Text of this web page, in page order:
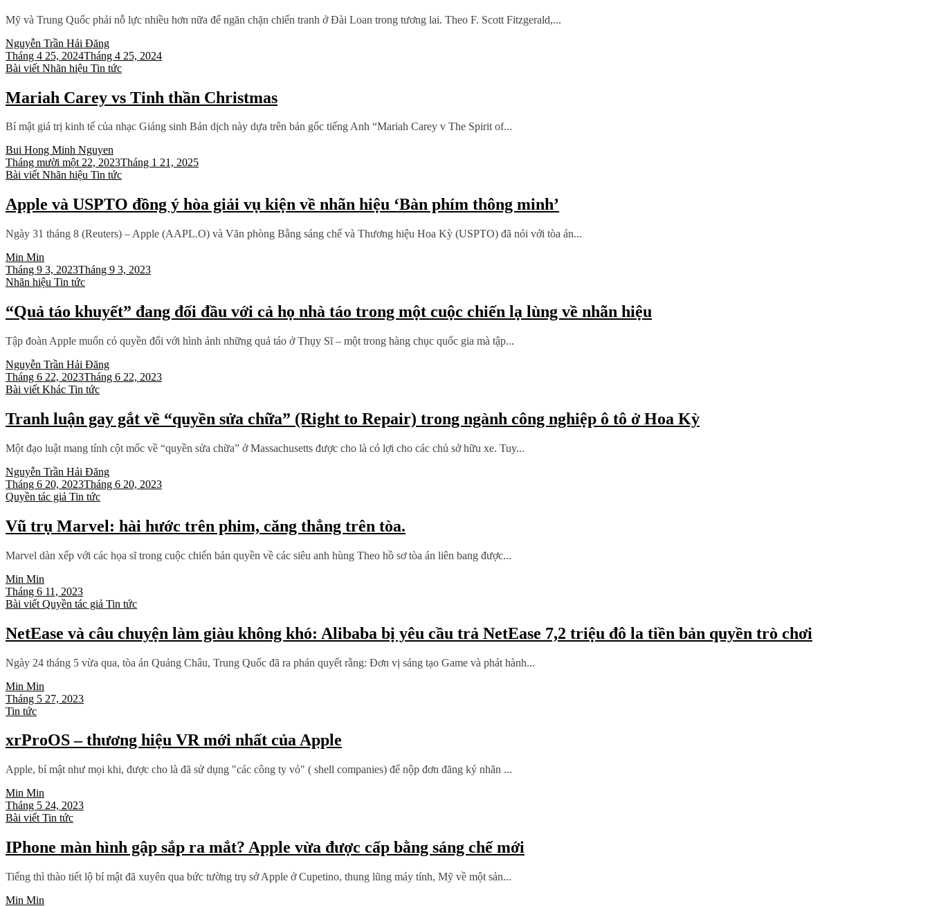
Mỹ và Trung Quốc phải nỗ lực nhiều hơn nữa để ngăn chặn chiến tranh ở Đài Loan trong tương lai. Theo F. Scott Fitzgerald,...
Nguyễn Trần Hải Đăng
Tháng 4 25, 2024Tháng 4 25, 2024
Bài viết Nhãn hiệu Tin tức
Mariah Carey vs Tinh thần Christmas
Bí mật giá trị kinh tế của nhạc Giáng sinh Bản dịch này dựa trên bản gốc tiếng Anh “Mariah Carey v The Spirit of...
Bui Hong Minh Nguyen
Tháng mười một 22, 2023Tháng 1 21, 2025
Bài viết Nhãn hiệu Tin tức
Apple và USPTO đồng ý hòa giải vụ kiện về nhãn hiệu ‘Bàn phím thông minh’
Ngày 31 tháng 8 (Reuters) – Apple (AAPL.O) và Văn phòng Bằng sáng chế và Thương hiệu Hoa Kỳ (USPTO) đã nói với tòa án...
Min Min
Tháng 9 3, 2023Tháng 9 3, 2023
Nhãn hiệu Tin tức
“Quả táo khuyết” đang đối đầu với cả họ nhà táo trong một cuộc chiến lạ lùng về nhãn hiệu
Tập đoàn Apple muốn có quyền đối với hình ảnh những quả táo ở Thụy Sĩ – một trong hàng chục quốc gia mà tập...
Nguyễn Trần Hải Đăng
Tháng 6 22, 2023Tháng 6 22, 2023
Bài viết Khác Tin tức
Tranh luận gay gắt về “quyền sửa chữa” (Right to Repair) trong ngành công nghiệp ô tô ở Hoa Kỳ
Một đạo luật mang tính cột mốc về “quyền sửa chữa” ở Massachusetts được cho là có lợi cho các chủ sở hữu xe. Tuy...
Nguyễn Trần Hải Đăng
Tháng 6 20, 2023Tháng 6 20, 2023
Quyền tác giả Tin tức
Vũ trụ Marvel: hài hước trên phim, căng thẳng trên tòa.
Marvel dàn xếp với các họa sĩ trong cuộc chiến bản quyền về các siêu anh hùng Theo hồ sơ tòa án liên bang được...
Min Min
Tháng 6 11, 2023
Bài viết Quyền tác giả Tin tức
NetEase và câu chuyện làm giàu không khó: Alibaba bị yêu cầu trả NetEase 7,2 triệu đô la tiền bản quyền trò chơi
Ngày 24 tháng 5 vừa qua, tòa án Quảng Châu, Trung Quốc đã ra phán quyết rằng: Đơn vị sáng tạo Game và phát hành...
Min Min
Tháng 5 27, 2023
Tin tức
xrProOS – thương hiệu VR mới nhất của Apple
Apple, bí mật như mọi khi, được cho là đã sử dụng "các công ty vỏ" ( shell companies) để nộp đơn đăng ký nhãn ...
Min Min
Tháng 5 24, 2023
Bài viết Tin tức
IPhone màn hình gập sắp ra mắt? Apple vừa được cấp bằng sáng chế mới
Tiếng thì thào tiết lộ bí mật đã xuyên qua bức tường trụ sở Apple ở Cupetino, thung lũng máy tính, Mỹ về một sản...
Min Min